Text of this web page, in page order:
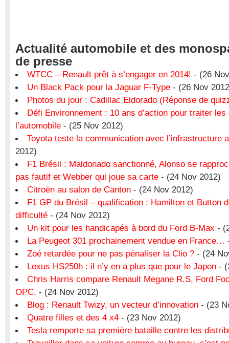
Actualité automobile et des
de presse
WTCC – Renault prêt à s’engager en 2014! - (26
Un Black Pack pour la Jaguar F-Type - (26 Nov
Photos du jour : Cadillac Eldorado (Réponse de
Défi Environnement : 10 ans d’action pour traiter
l’automobile - (25 Nov 2012)
Toyota teste la communication avec l’infrastructure
2012)
F1 Brésil : Maldonado sanctionné, Alonso se
pas fautif et Webber qui joue sa carte - (24 Nov 2012)
Citroën au salon de Canton - (24 Nov 2012)
F1 GP du Brésil – qualification : Hamilton et Button
difficulté - (24 Nov 2012)
Un kit pour les handicapés à bord du Ford B-Max -
La Peugeot 301 prochainement vendue en France…
Zoé retardée pour ne pas pénaliser la Clio ? - (24
Lexus HS250h : il n’y en a plus que pour le Japon -
Chris Harris compare Renault Megane R.S, Ford
OPC. - (24 Nov 2012)
Blog : Renault Twizy, un vecteur d’innovation - (23
Quatre filles et des 4 x4 - (23 Nov 2012)
Tesla remporte sa première bataille contre les